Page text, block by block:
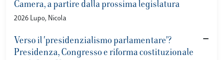
Camera, a partire dalla prossima legislatura
2026 Lupo, Nicola
Verso il 'presidenzialismo parlamentare'?
Presidenza, Congresso e riforma costituzionale